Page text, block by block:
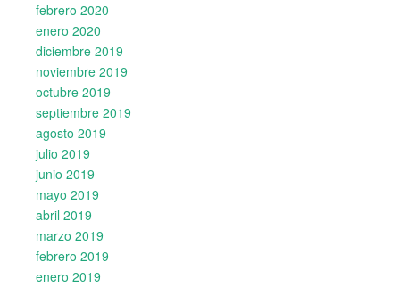
febrero 2020
enero 2020
diciembre 2019
noviembre 2019
octubre 2019
septiembre 2019
agosto 2019
julio 2019
junio 2019
mayo 2019
abril 2019
marzo 2019
febrero 2019
enero 2019